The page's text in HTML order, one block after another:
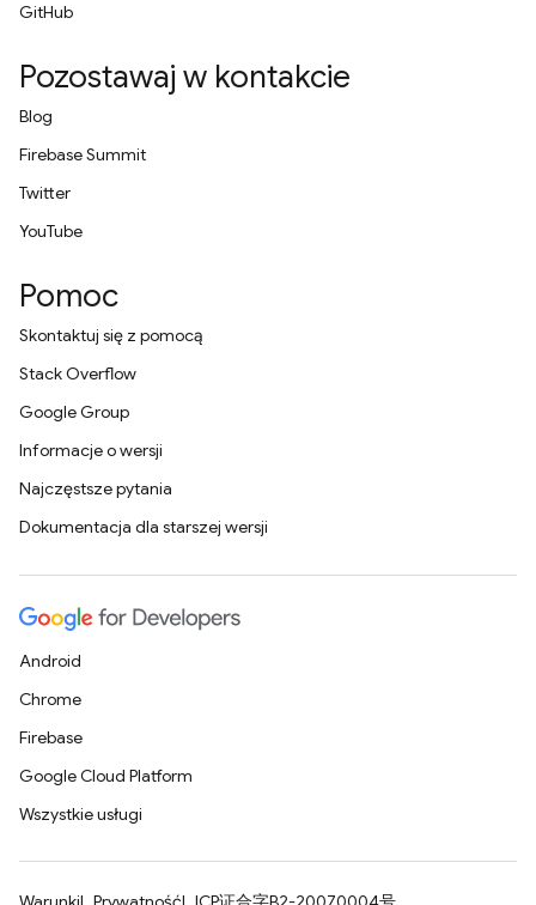
GitHub
Pozostawaj w kontakcie
Blog
Firebase Summit
Twitter
YouTube
Pomoc
Skontaktuj się z pomocą
Stack Overflow
Google Group
Informacje o wersji
Najczęstsze pytania
Dokumentacja dla starszej wersji
Android
Chrome
Firebase
Google Cloud Platform
Wszystkie usługi